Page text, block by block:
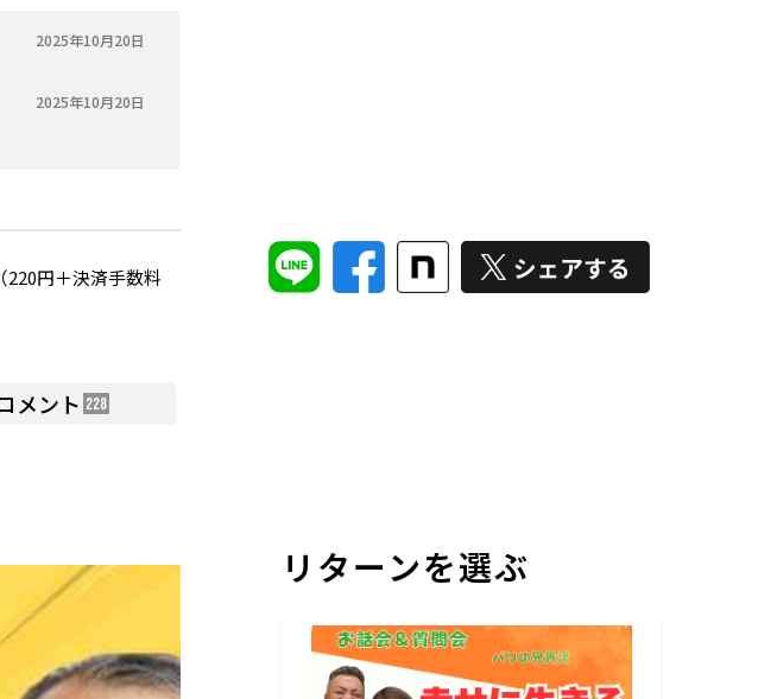
2025年10月20日
2025年10月20日
円＋決済手数料
メント 228
リターンを選ぶ